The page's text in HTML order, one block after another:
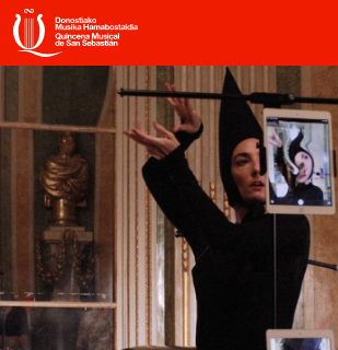
ES · EU · FR ·
Programa
Otras Actividades
Información entradas
Guía para principiantes